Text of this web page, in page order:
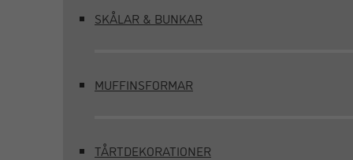
SKÅLAR & BUNKAR
MUFFINSFORMAR
TÅRTDEKORATIONER